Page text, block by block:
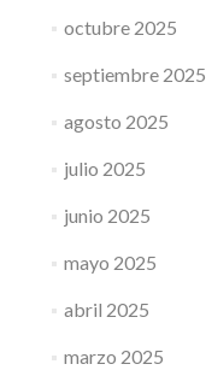
octubre 2025
septiembre 2025
agosto 2025
julio 2025
junio 2025
mayo 2025
abril 2025
marzo 2025